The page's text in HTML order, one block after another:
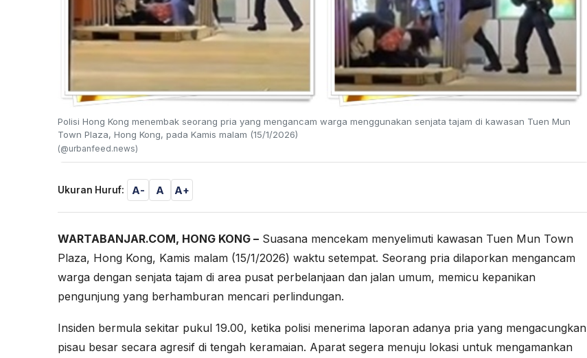
Polisi Hong Kong menembak seorang pria yang mengancam warga menggunakan senjata tajam di kawasan Tuen Mun
Town Plaza, Hong Kong, pada Kamis malam (15/1/2026)
(@urbanfeed.news)
Ukuran Huruf: A- A A+
WARTABANJAR.COM, HONG KONG – Suasana mencekam menyelimuti kawasan Tuen Mun Town
Plaza, Hong Kong, Kamis malam (15/1/2026) waktu setempat. Seorang pria dilaporkan mengancam
warga dengan senjata tajam di area pusat perbelanjaan dan jalan umum, memicu kepanikan
pengunjung yang berhamburan mencari perlindungan.
Insiden bermula sekitar pukul 19.00, ketika polisi menerima laporan adanya pria yang mengacungkan
pisau besar secara agresif di tengah keramaian. Aparat segera menuju lokasi untuk mengamankan